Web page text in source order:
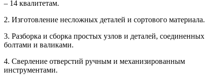
– 14 квалитетам.
2. Изготовление несложных деталей и сортового материала.
3. Разборка и сборка простых узлов и деталей, соединенных
болтами и валиками.
4. Сверление отверстий ручным и механизированным
инструментами.